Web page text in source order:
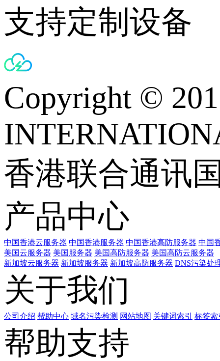
支持定制设备
Copyright ©
香港联合通讯
产品中心
中国香港云服务器 中国香港服务器 中国香港高防服务器 中国
美国云服务器 美国服务器 美国高防服务器 美国高防云服务器
新加坡云服务器 新加坡服务器 新加坡高防服务器 DNS污染处
关于我们
公司介绍 帮助中心 域名污染检测 网站地图 关键词索引 标签索
帮助支持